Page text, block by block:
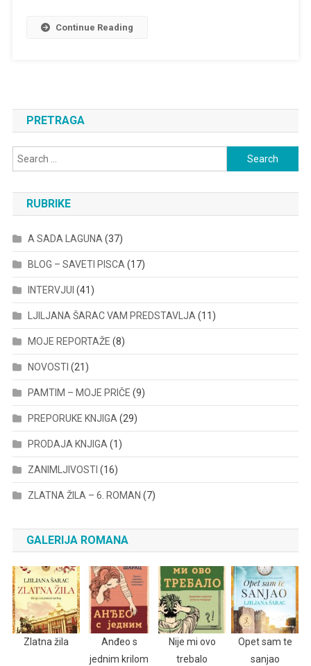
Continue Reading
PRETRAGA
Search
for:
RUBRIKE
A SADA LAGUNA(37)
BLOG – SAVETI PISCA(17)
INTERVJUI (41)
LJILJANA ŠARAC VAM PREDSTAVLJA(11)
MOJE REPORTAŽE (8)
NOVOSTI (21)
PAMTIM – MOJE PRIČE (9)
PREPORUKE KNJIGA(29)
PRODAJA KNJIGA(1)
ZANIMLJIVOSTI (16)
ZLATNA ŽILA – 6. ROMAN (7)
GALERIJA ROMANA
Zlatna žila
Anđeo s
jednim krilom
Nije mi ovo
trebalo
Opet sam te
sanjao